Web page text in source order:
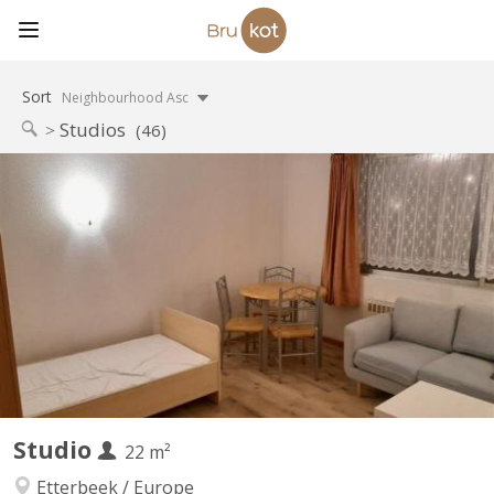
Sort Neighbourhood Asc
Studios (46)
Studio
22 m²
Etterbeek / Europe
BK 7433
studio kitchinette composée armoire haut, frigo, 2 taques, évier
inox. 1 lit transformable divan, 1 table, 4 chaises, 1 meuble avec
penderie et rangements Douche + évier + wc Charges =
électricité + chauffage + eau chaude et froide